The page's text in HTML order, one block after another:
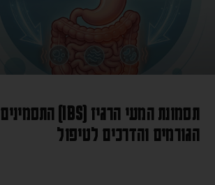
תסמונת המעי הרגיז (IBS) התסמינים
הגורמים והדרכים לטיפול